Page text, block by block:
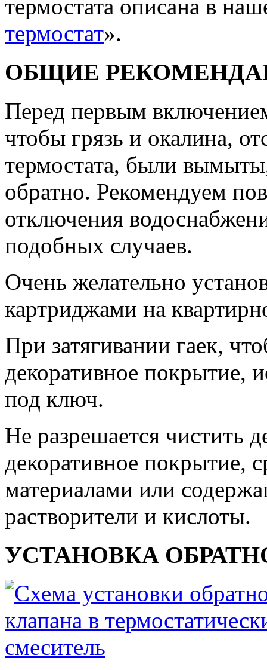
термостата описана в
термостат».
ОБЩИЕ
Перед первым
чтобы грязь и окалина,
термостата, были
обратно. Рекомендуем
отключения
подобных случаев.
Очень желательно
картриджами на
При затягивании гаек,
декоративное покрытие,
под ключ.
Не разрешается чистить
декоративное покрытие,
материалами или
растворители и кислоты.
УСТАНОВКА